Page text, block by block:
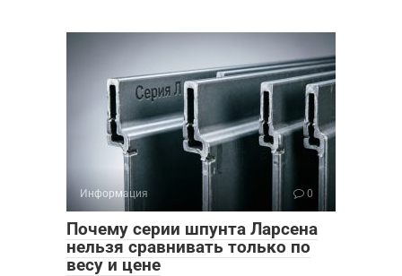
Информация 0
Почему серии шпунта Ларсена
нельзя сравнивать только по
весу и цене